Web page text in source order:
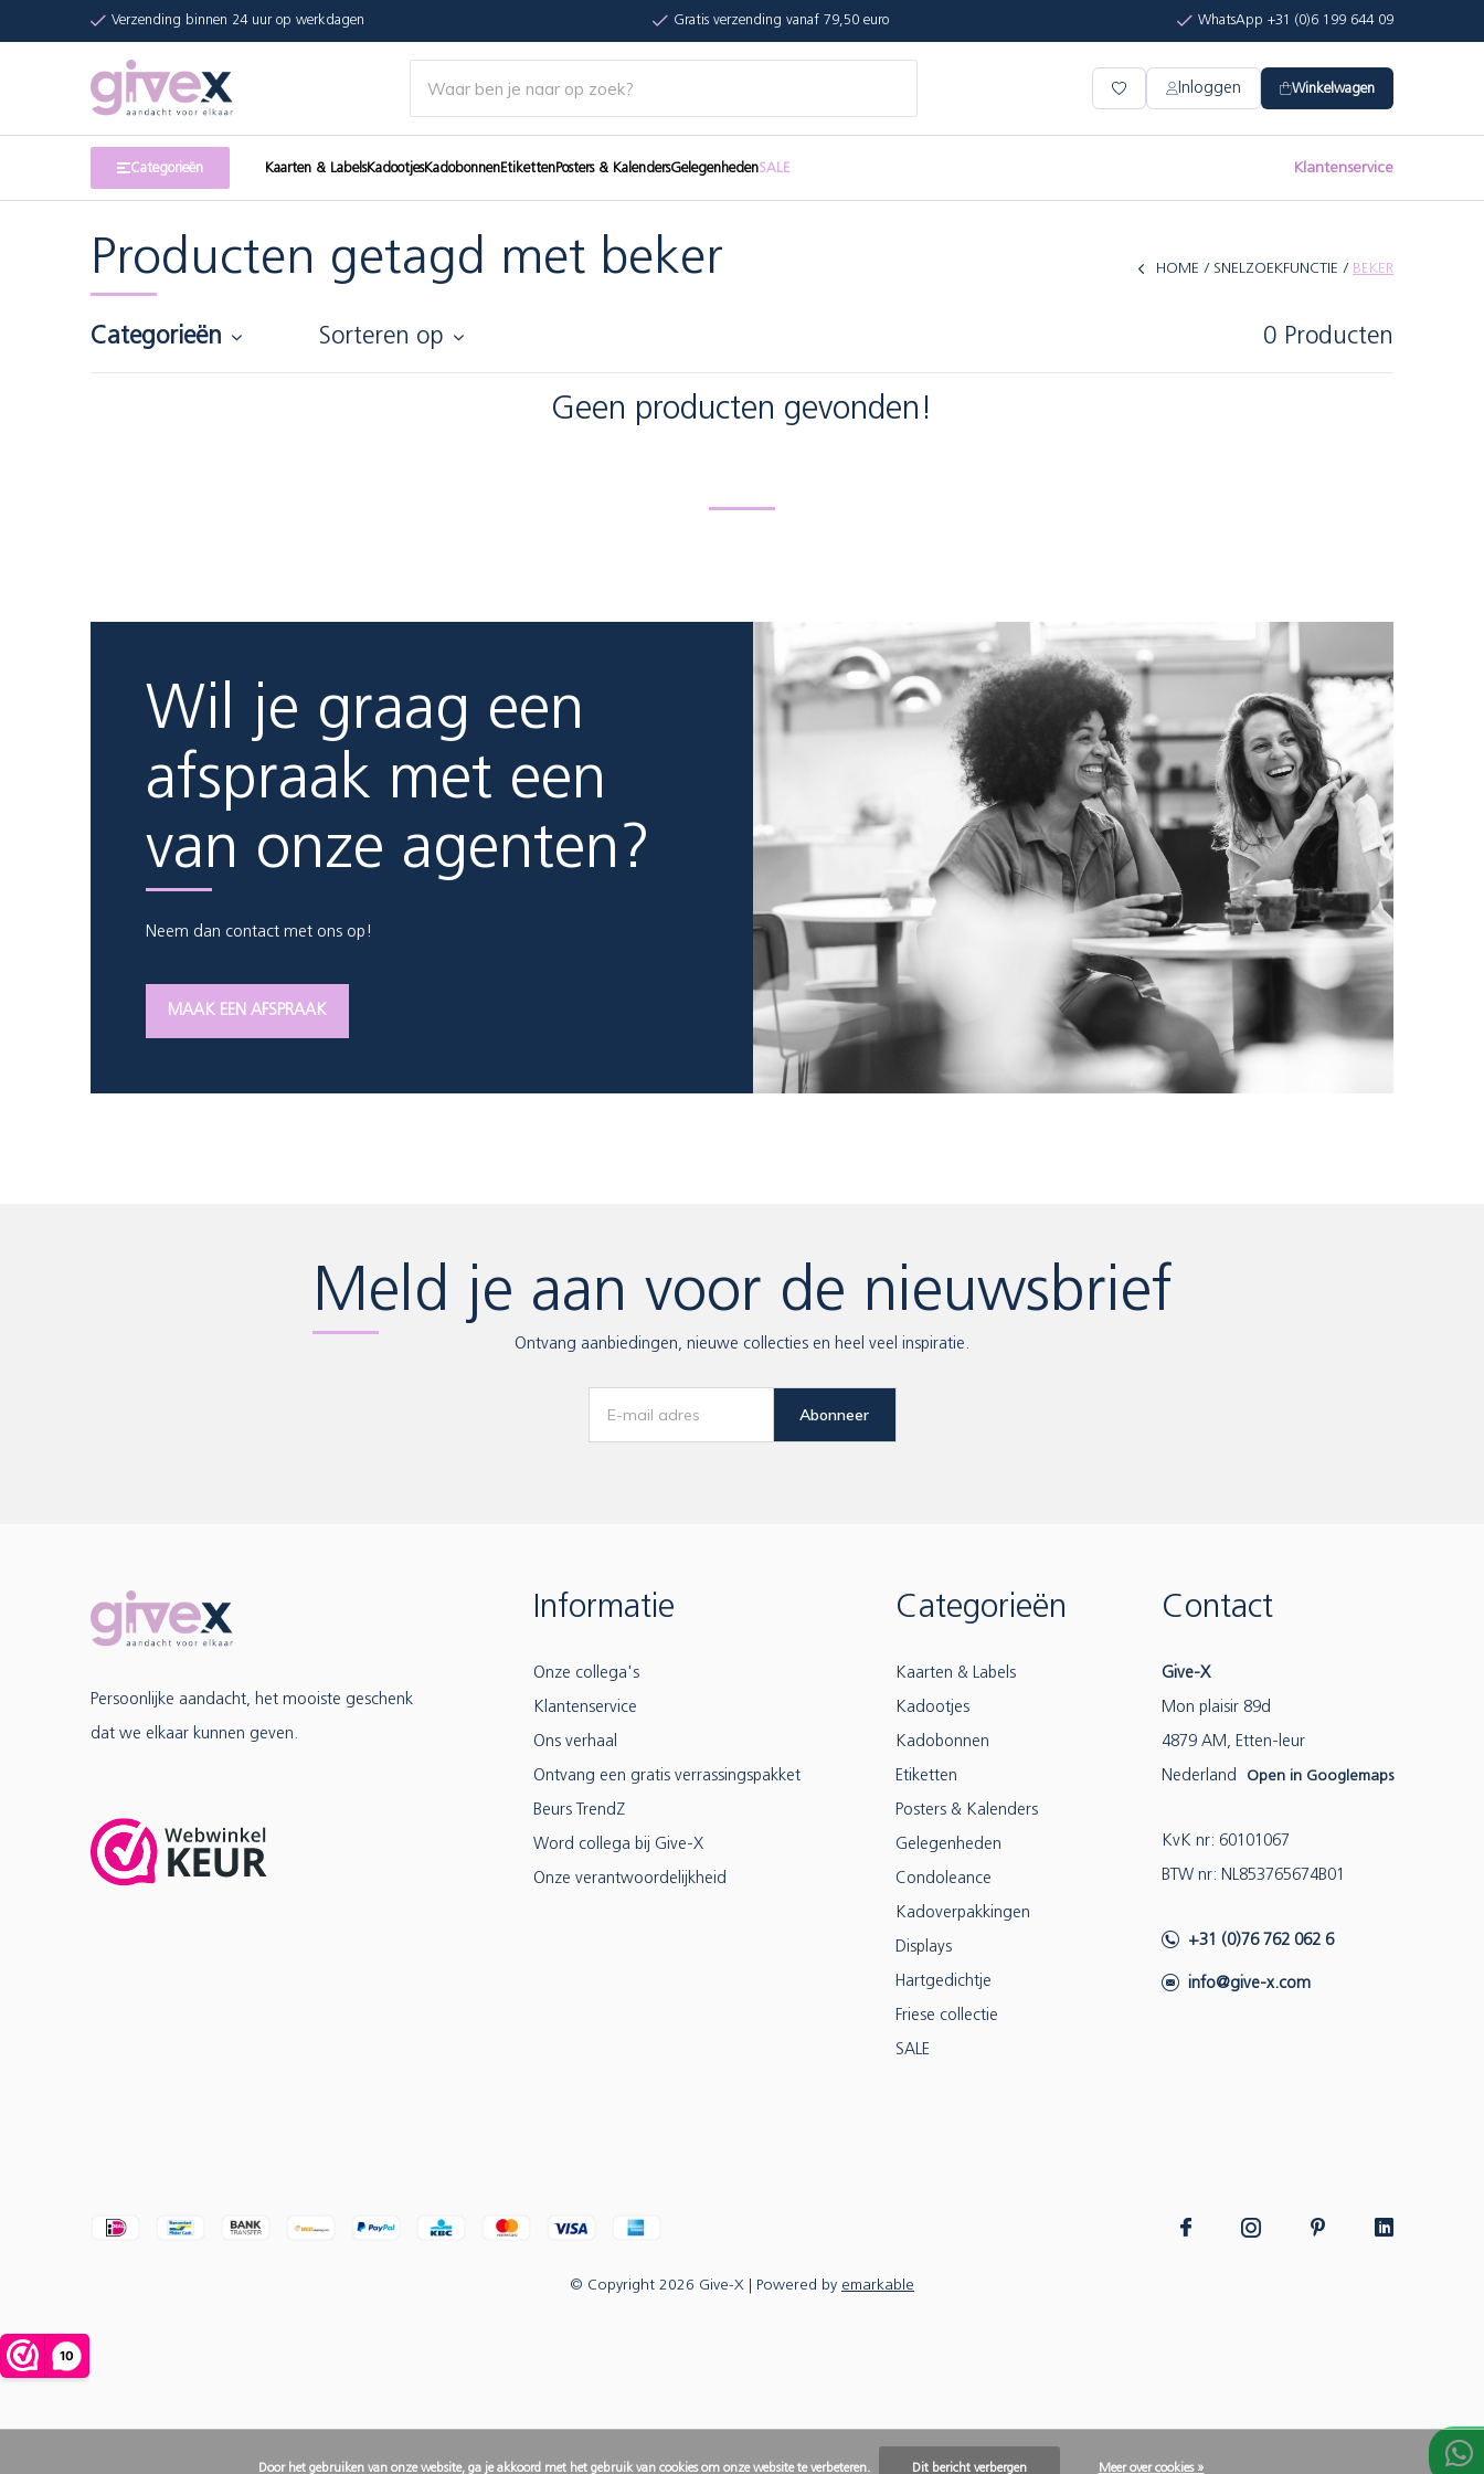
Verzending binnen 24 uur op werkdagen Gratis verzending vanaf 79,50 euro WhatsApp +31 (0)6 199 644 09
Inloggen Winkelwagen
Categorieën Kaarten & LabelsKadootjesKadobonnenEtikettenPosters & KalendersGelegenhedenSALE Klantenservice
Producten getagd met beker HOME SNELZOEKFUNCTIE BEKER
Categorieën Sorteren op 0 Producten
Geen producten gevonden!
Wil je graag een
afspraak met een
van onze agenten?
Neem dan contact met ons op!
MAAK EEN AFSPRAAK
Meld je aan voor de nieuwsbrief
Ontvang aanbiedingen, nieuwe collecties en heel veel inspiratie.
Abonneer
Persoonlijke aandacht, het mooiste geschenk
dat we elkaar kunnen geven.
Informatie
Onze collega's
Klantenservice
Ons verhaal
Ontvang een gratis verrassingspakket
Beurs TrendZ
Word collega bij Give-X
Onze verantwoordelijkheid
Categorieën
Kaarten & Labels
Kadootjes
Kadobonnen
Etiketten
Posters & Kalenders
Gelegenheden
Condoleance
Kadoverpakkingen
Displays
Hartgedichtje
Friese collectie
SALE
Contact
Give-X
Mon plaisir 89d
4879 AM, Etten-leur
Nederland Open in Googlemaps
KvK nr: 60101067
BTW nr: NL853765674B01
+31 (0)76 762 062 6
info@give-x.com
© Copyright 2026 Give-X | Powered by emarkable
Door het gebruiken van onze website, ga je akkoord met het gebruik van cookies om onze website te verbeteren. Dit bericht verbergen Meer over cookies »